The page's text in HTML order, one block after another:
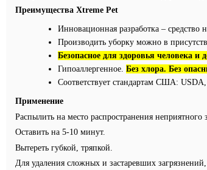
Преимущества Xtreme Pet
Инновационная разработка – средство
Производить уборку можно в
Безопасное для здоровья человека
Гипоаллергенное. Без хлора. Без
Соответствует стандартам США:
Применение
Распылить на место распространения неприятного
Оставить на 5-10 минут.
Вытереть губкой, тряпкой.
Для удаления сложных и застаревших